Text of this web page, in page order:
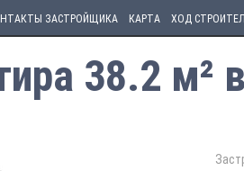
ЗАСТРОЙЩИКА КАРТА ХОД
38.2 м²